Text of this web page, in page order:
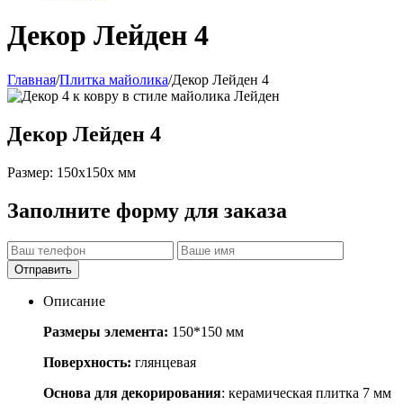
Декор Лейден 4
Главная/Плитка майолика/Декор Лейден 4
Декор Лейден 4
Размер: 150x150x мм
Заполните форму для заказа
Отправить
Описание
Размеры элемента: 150*150 мм
Поверхность: глянцевая
Основа для декорирования: керамическая плитка 7 мм